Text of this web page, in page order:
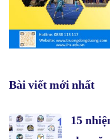
Bài viết mới nhất
15